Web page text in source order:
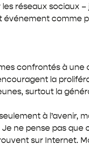
réseaux sociaux
comme
confrontés à
la
surtout la
à l’avenir,
ne pense pas que
sur Internet.